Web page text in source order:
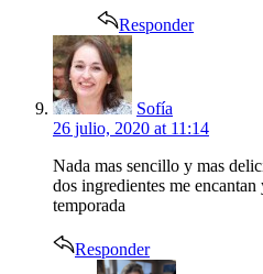
Responder
says:
Sofía
26 julio, 2020 at 11:14
Nada mas sencillo y mas
dos ingredientes me
temporada
Responder
says: